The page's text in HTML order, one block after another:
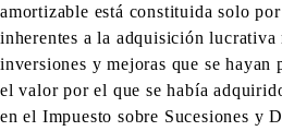
amortizable está constituida solo
inherentes a la adquisición lucrativa
inversiones y mejoras que se
el valor por el que se había
en el Impuesto sobre Sucesiones y